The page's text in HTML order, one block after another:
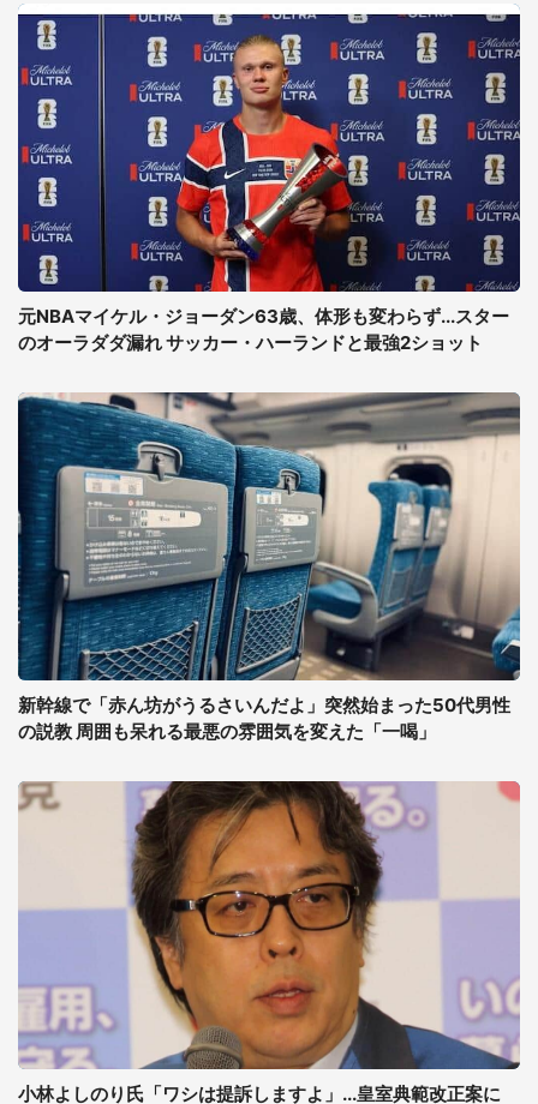
元NBAマイケル・ジョーダン63歳、体形も変わらず...スター
のオーラダダ漏れ サッカー・ハーランドと最強2ショット
新幹線で「赤ん坊がうるさいんだよ」突然始まった50代男性
の説教 周囲も呆れる最悪の雰囲気を変えた「一喝」
小林よしのり氏「ワシは提訴しますよ」...皇室典範改正案に